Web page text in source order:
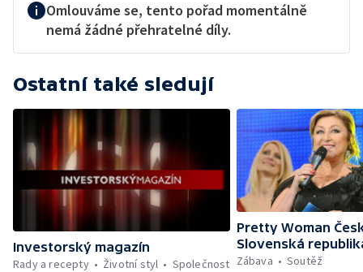
Omlouváme se, tento pořad momentálně
nemá žádné přehratelné díly.
Ostatní také sledují
Investorský magazín
Rady a recepty
Životní styl Společnost
Pretty Woman
Slovenská
Zábava
Soutěž